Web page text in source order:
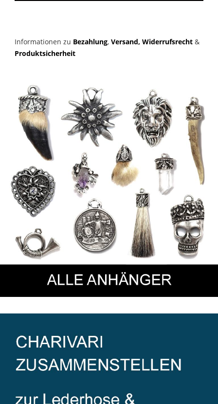
Informationen zu Bezahlung, Versand, Widerrufsrecht &
Produktsicherheit